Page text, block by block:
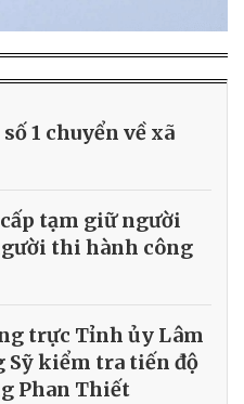
1 chuyển về xã
tạm giữ người
thi hành công
trực Tỉnh ủy Lâm
Sỹ kiểm tra tiến độ
Phan Thiết